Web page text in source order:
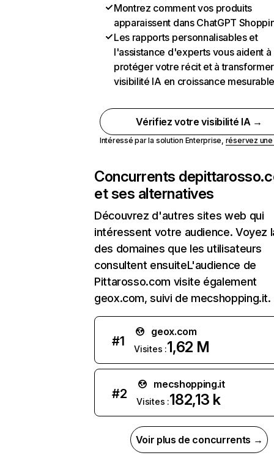
Montrez comment vos produits
apparaissent dans ChatGPT
Les rapports personnalisables et
l'assistance d'experts vous aident à
protéger votre récit et à
visibilité IA en croissance
Vérifiez votre visibilité IA →
Intéressé par la solution Enterprise, réservez
Concurrents de
et ses alternatives
Découvrez d'autres sites web qui
intéressent votre audience. Voyez
des domaines que les utilisateurs
consultent ensuiteL'audience de
Pittarosso.com visite également
geox.com, suivi de mecshopping.it.
#1
geox.com
Visites :1,62 M
#2
mecshopping.it
Visites :182,13 k
Voir plus de concurrents →